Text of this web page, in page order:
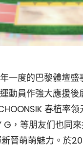
一度的巴黎體壇
動員作強大應援
春植率领
G，等朋友们也同
晉萌萌魅力。於